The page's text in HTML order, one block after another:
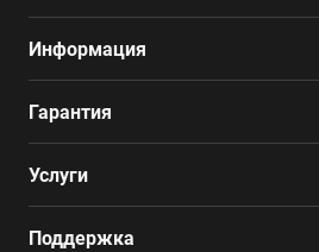
Информация
Гарантия
Услуги
Поддержка